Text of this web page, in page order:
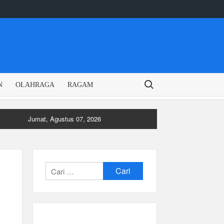
OLAHRAGA RAGAM Search for:
Jumat, Agustus 07, 2026
Cari
untuk: